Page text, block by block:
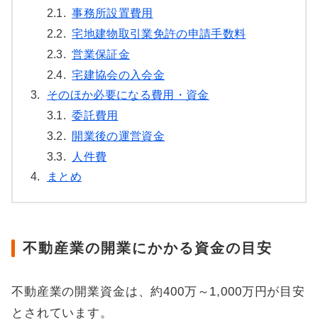
2.1. 事務所設置費用
2.2. 宅地建物取引業免許の申請手数料
2.3. 営業保証金
2.4. 宅建協会の入会金
3.
そのほか必要になる費用・資金
3.1. 委託費用
3.2.
開業後の運営資金
3.3.
人件費
4.
まとめ
不動産業の開業にかかる資金の目安
不動産業の開業資金は、約400万～1,000万円が目安
とされています。